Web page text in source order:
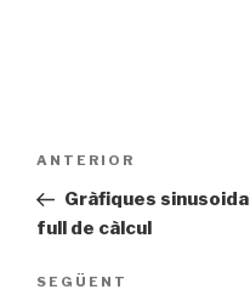
Entrada
anterior
ANTERIOR
Gràfiques
full de càlcul
Entrada
SEGÜENT